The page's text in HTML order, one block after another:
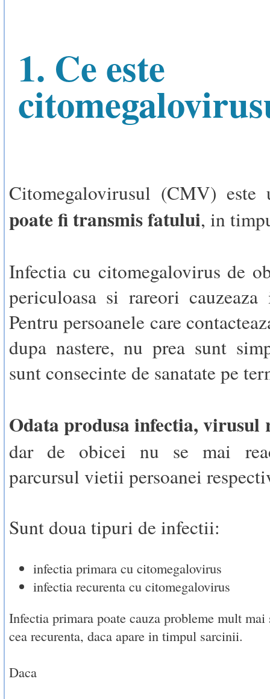
1. Ce este
Citomegalovirusul (CMV)
poate fi transmis fatului, in
Infectia cu citomegalovirus de
periculoasa si rareori
Pentru persoanele care
dupa nastere, nu prea sunt
sunt consecinte de sanatate pe
Odata produsa infectia, virusul
dar de obicei nu se mai
parcursul vietii persoanei
Sunt doua tipuri de infectii:
infectia primara cu citomegalovirus
infectia recurenta cu citomegalovirus
Infectia primara poate cauza probleme mult mai
cea recurenta, daca apare in timpul sarcinii.
Daca